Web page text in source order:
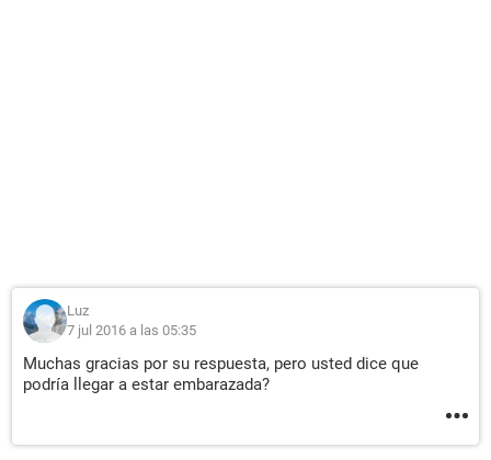
Luz
7 jul 2016 a las 05:35
Muchas gracias por su respuesta, pero usted dice que
podría llegar a estar embarazada?